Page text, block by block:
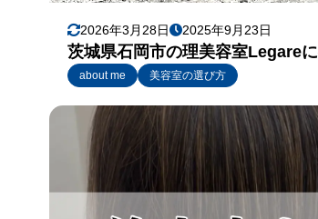
2026年3月28日 2025年9月23日
茨城県石岡市の理美容室Legare
about me 美容室の選び方